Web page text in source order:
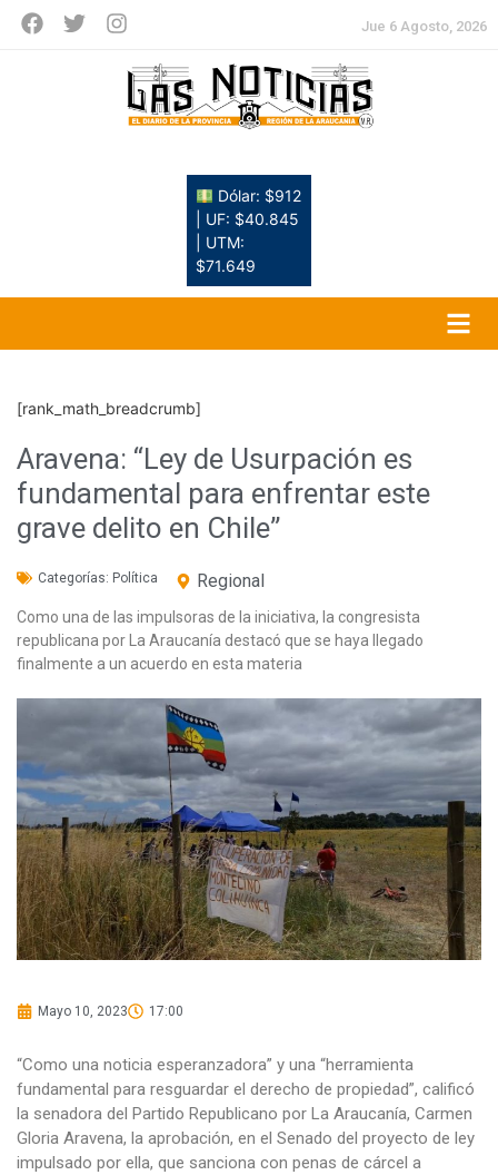
Jue 6 Agosto, 2026
Dólar: $912
| UF: $40.845
| UTM:
$71.649
[rank_math_breadcrumb]
Aravena: “Ley de Usurpación es
fundamental para enfrentar este
grave delito en Chile”
Categorías: Política Regional
Como una de las impulsoras de la iniciativa, la congresista
republicana por La Araucanía destacó que se haya llegado
finalmente a un acuerdo en esta materia
Mayo 10, 2023 17:00
“Como una noticia esperanzadora” y una “herramienta
fundamental para resguardar el derecho de propiedad”, calificó
la senadora del Partido Republicano por La Araucanía, Carmen
Gloria Aravena, la aprobación, en el Senado del proyecto de ley
impulsado por ella, que sanciona con penas de cárcel a